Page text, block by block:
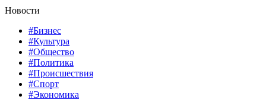
Новости
#Бизнес
#Культура
#Общество
#Политика
#Происшествия
#Спорт
#Экономика